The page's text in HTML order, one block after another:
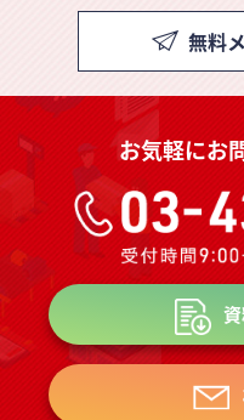
無料
お気軽にお